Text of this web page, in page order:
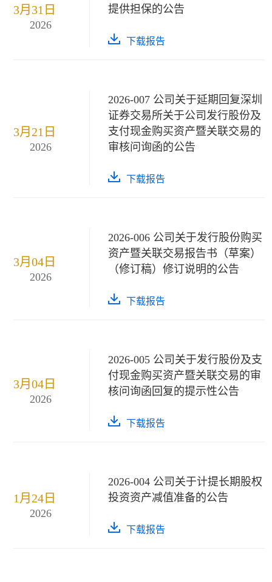
3月31日
2026
提供担保的公告
下载报告
3月21日
2026
2026-007 公司关于延期回复深圳
证券交易所关于公司发行股份及
支付现金购买资产暨关联交易的
审核问询函的公告
下载报告
3月04日
2026
2026-006 公司关于发行股份购买
资产暨关联交易报告书（草案）
（修订稿）修订说明的公告
下载报告
3月04日
2026
2026-005 公司关于发行股份及支
付现金购买资产暨关联交易的审
核问询函回复的提示性公告
下载报告
1月24日
2026
2026-004 公司关于计提长期股权
投资资产减值准备的公告
下载报告